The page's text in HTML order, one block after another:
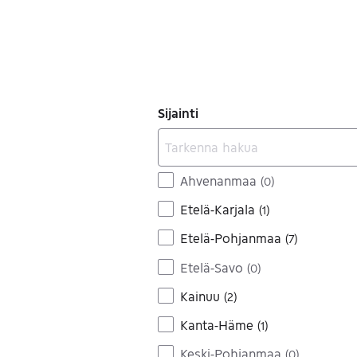
Sijainti
Ahvenanmaa (0)
Etelä-Karjala (1)
Etelä-Pohjanmaa (7)
Etelä-Savo (0)
Kainuu (2)
Kanta-Häme (1)
Keski-Pohjanmaa (0)